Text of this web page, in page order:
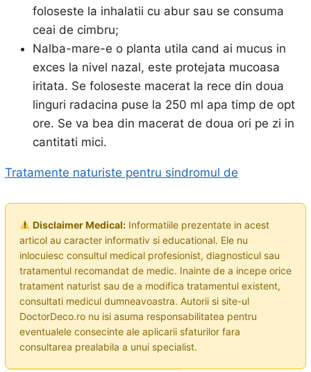
foloseste la inhalatii cu abur sau se consuma
ceai de cimbru;
Nalba-mare-e o planta utila cand ai mucus in
exces la nivel nazal, este protejata mucoasa
iritata. Se foloseste macerat la rece din doua
linguri radacina puse la 250 ml apa timp de opt
ore. Se va bea din macerat de doua ori pe zi in
cantitati mici.
Tratamente naturiste pentru sindromul de
Disclaimer Medical:Informatiile prezentate in acest
articol au caracter informativ si educational. Ele nu
inlocuiesc consultul medical profesionist, diagnosticul sau
tratamentul recomandat de medic. Inainte de a incepe orice
tratament naturist sau de a modifica tratamentul existent,
consultati medicul dumneavoastra. Autorii si site-ul
DoctorDeco.ro nu isi asuma responsabilitatea pentru
eventualele consecinte ale aplicarii sfaturilor fara
consultarea prealabila a unui specialist.